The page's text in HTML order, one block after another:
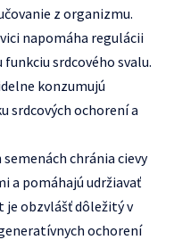
z organizmu.
napomáha regulácii
srdcového svalu.
konzumujú
srdcových ochorení a
chránia cievy
a pomáhajú udržiavať
je obzvlášť dôležitý v
ochorení